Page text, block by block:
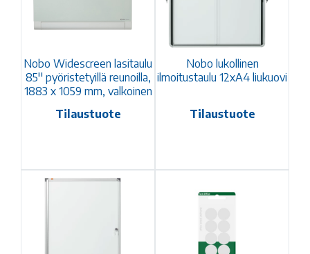
Nobo Widescreen lasitaulu
85'' pyöristetyillä reunoilla,
1883 x 1059 mm, valkoinen
Tilaustuote
Nobo lukollinen
ilmoitustaulu 12xA4 liukuovi
Tilaustuote